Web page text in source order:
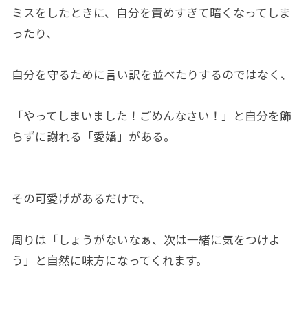
ミスをしたときに、自分を責めすぎて暗くなってしま
ったり、
自分を守るために言い訳を並べたりするのではなく、
「やってしまいました！ごめんなさい！」と自分を飾
らずに謝れる「愛嬌」がある。
その可愛げがあるだけで、
周りは「しょうがないなぁ、次は一緒に気をつけよ
う」と自然に味方になってくれます。